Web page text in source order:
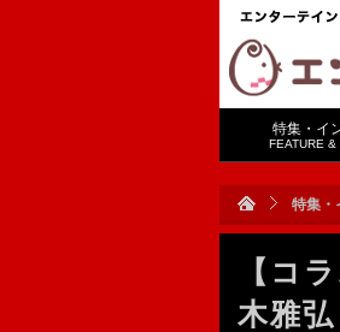
特集・イ
FEATURE &
特集・
【コ
木雅